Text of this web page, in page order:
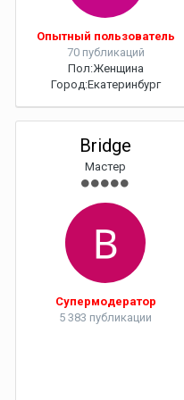
Опытный пользователь
70 публикаций
Пол:Женщина
Город:Екатеринбург
Bridge
Мастер
Супермодератор
5 383 публикации